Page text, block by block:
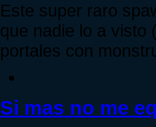
Este super raro
que nadie lo a visto
portales con
Si mas no me